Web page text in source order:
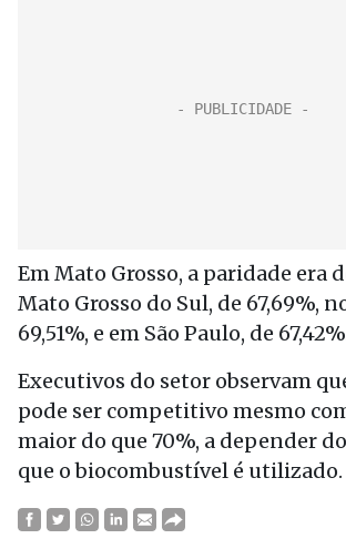
Em Mato Grosso, a paridade era
Mato Grosso do Sul, de 67,69%,
69,51%, e em São Paulo, de
Executivos do setor observam
pode ser competitivo mesmo
maior do que 70%, a depender
que o biocombustível é utilizado.